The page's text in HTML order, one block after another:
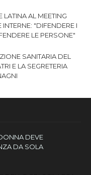
AL MEETING
"DIFENDERE I
LE PERSONE"
SANITARIA DEL
E LA SEGRETERIA
DEVE
DA SOLA